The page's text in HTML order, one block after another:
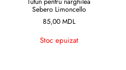
Sebero Limoncello
85,00 MDL
Stoc epuizat